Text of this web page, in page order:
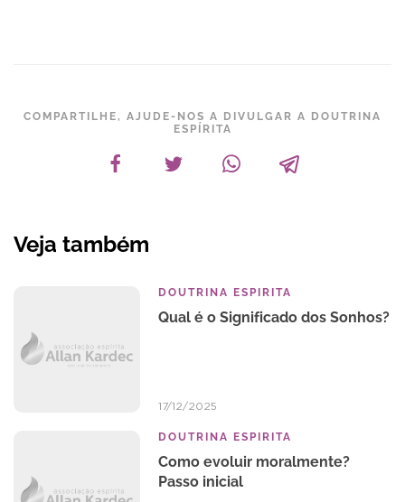
COMPARTILHE, AJUDE-NOS A DIVULGAR A DOUTRINA
ESPÍRITA
Veja também
DOUTRINA ESPIRITA
Qual é o Significado dos Sonhos?
17/12/2025
DOUTRINA ESPIRITA
Como evoluir moralmente?
Passo inicial